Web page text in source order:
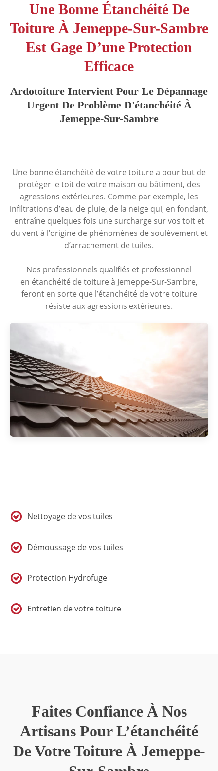
Une Bonne Étanchéité De
Toiture À Jemeppe-Sur-Sambre
Est Gage D’une Protection
Efficace
Ardotoiture Intervient Pour Le Dépannage
Urgent De Problème D'étanchéité À
Jemeppe-Sur-Sambre
Une bonne étanchéité de votre toiture a pour but de
protéger le toit de votre maison ou bâtiment, des
agressions extérieures. Comme par exemple, les
infiltrations d’eau de pluie, de la neige qui, en fondant,
entraîne quelques fois une surcharge sur vos toit et
du vent à l’origine de phénomènes de soulèvement et
d’arrachement de tuiles.
Nos professionnels qualifiés et professionnel
en étanchéité de toiture à Jemeppe-Sur-Sambre,
feront en sorte que l’étanchéité de votre toiture
résiste aux agressions extérieures.
Nettoyage de vos tuiles
Démoussage de vos tuiles
Protection Hydrofuge
Entretien de votre toiture
Faites Confiance À Nos
Artisans Pour L’étanchéité
De Votre Toiture À Jemeppe-